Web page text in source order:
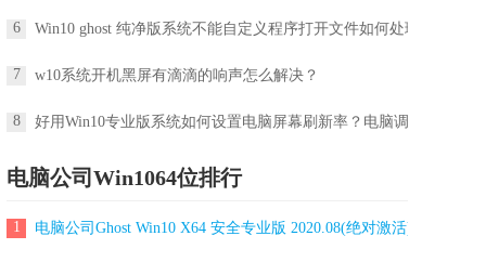
6 Win10 ghost 纯净版系统不能自定义程序打开文件如何处理
7 w10系统开机黑屏有滴滴的响声怎么解决？
8 好用Win10专业版系统如何设置电脑屏幕刷新率？电脑调屏幕刷新率
电脑公司Win1064位排行
1 电脑公司Ghost Win10 X64 安全专业版 2020.08(绝对激活)